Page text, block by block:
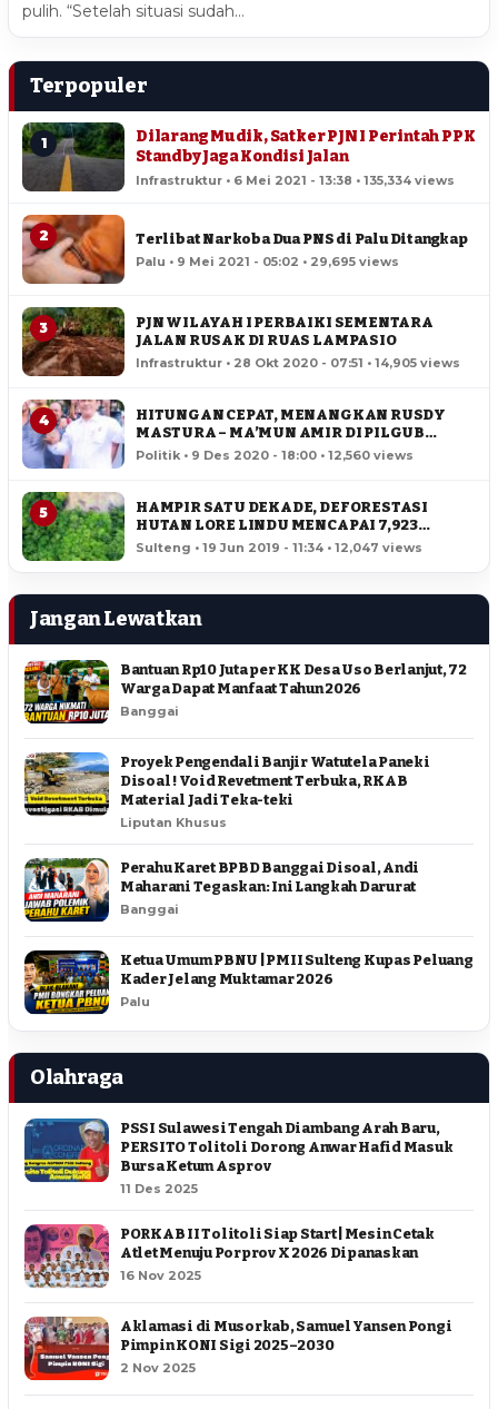
pulih. “Setelah situasi sudah…
Terpopuler
1
Dilarang Mudik, Satker PJN I Perintah PPK
Standby Jaga Kondisi Jalan
Infrastruktur • 6 Mei 2021 - 13:38 • 135,334 views
2 Terlibat Narkoba Dua PNS di Palu Ditangkap
Palu • 9 Mei 2021 - 05:02 • 29,695 views
3
PJN WILAYAH I PERBAIKI SEMENTARA
JALAN RUSAK DI RUAS LAMPASIO
Infrastruktur • 28 Okt 2020 - 07:51 • 14,905 views
4
HITUNGAN CEPAT, MENANGKAN RUSDY
MASTURA – MA’MUN AMIR DI PILGUB
SULTENG
Politik • 9 Des 2020 - 18:00 • 12,560 views
5
HAMPIR SATU DEKADE, DEFORESTASI
HUTAN LORE LINDU MENCAPAI 7,923
HEKTAR
Sulteng • 19 Jun 2019 - 11:34 • 12,047 views
Jangan Lewatkan
Bantuan Rp10 Juta per KK Desa Uso Berlanjut, 72
Warga Dapat Manfaat Tahun 2026
Banggai
Proyek Pengendali Banjir Watutela Paneki
Disoal ! Void Revetment Terbuka, RKAB
Material Jadi Teka-teki
Liputan Khusus
Perahu Karet BPBD Banggai Disoal, Andi
Maharani Tegaskan: Ini Langkah Darurat
Banggai
Ketua Umum PBNU | PMII Sulteng Kupas Peluang
Kader Jelang Muktamar 2026
Palu
Olahraga
PSSI Sulawesi Tengah Diambang Arah Baru,
PERSITO Tolitoli Dorong Anwar Hafid Masuk
Bursa Ketum Asprov
11 Des 2025
PORKAB II Tolitoli Siap Start | Mesin Cetak
Atlet Menuju Porprov X 2026 Dipanaskan
16 Nov 2025
Aklamasi di Musorkab, Samuel Yansen Pongi
Pimpin KONI Sigi 2025–2030
2 Nov 2025